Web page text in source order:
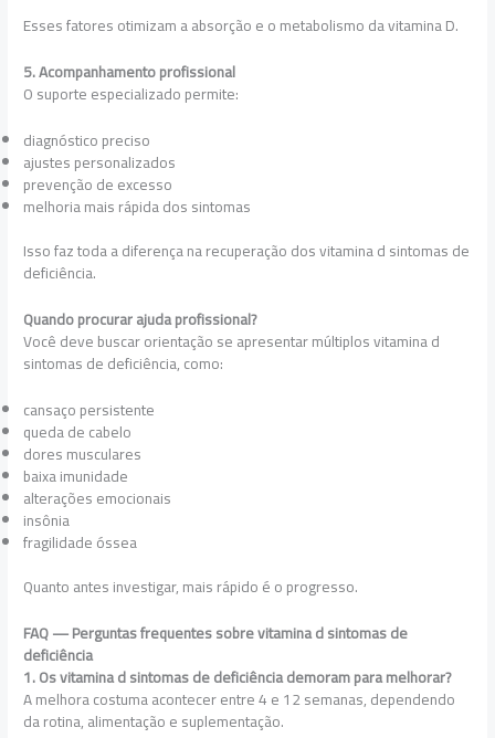
Esses fatores otimizam a absorção e o metabolismo da vitamina D.
5. Acompanhamento profissional
O suporte especializado permite:
diagnóstico preciso
ajustes personalizados
prevenção de excesso
melhoria mais rápida dos sintomas
Isso faz toda a diferença na recuperação dos vitamina d sintomas de
deficiência.
Quando procurar ajuda profissional?
Você deve buscar orientação se apresentar múltiplos vitamina d
sintomas de deficiência, como:
cansaço persistente
queda de cabelo
dores musculares
baixa imunidade
alterações emocionais
insônia
fragilidade óssea
Quanto antes investigar, mais rápido é o progresso.
FAQ — Perguntas frequentes sobre vitamina d sintomas de
deficiência
1. Os vitamina d sintomas de deficiência demoram para melhorar?
A melhora costuma acontecer entre 4 e 12 semanas, dependendo
da rotina, alimentação e suplementação.